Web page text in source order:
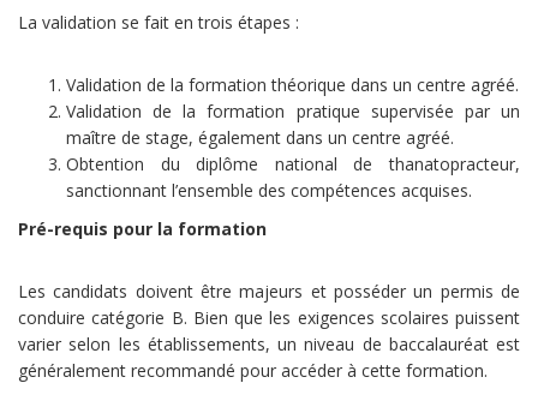
La validation se fait en trois étapes :
Validation de la formation théorique dans un centre agréé.
Validation de la formation pratique supervisée par un
maître de stage, également dans un centre agréé.
Obtention du diplôme national de thanatopracteur,
sanctionnant l’ensemble des compétences acquises.
Pré-requis pour la formation
Les candidats doivent être majeurs et posséder un permis de
conduire catégorie B. Bien que les exigences scolaires puissent
varier selon les établissements, un niveau de baccalauréat est
généralement recommandé pour accéder à cette formation.